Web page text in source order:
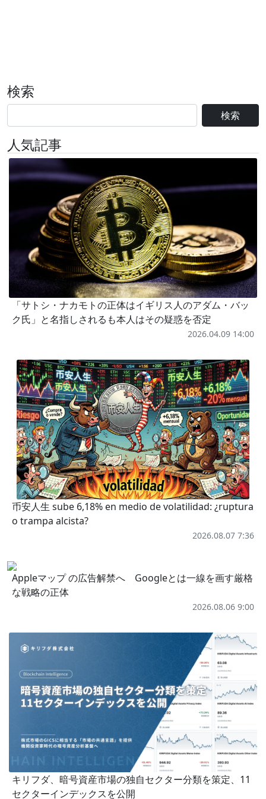
検索
検索
人気記事
「サトシ・ナカモトの正体はイギリス人のアダム・バッ
ク氏」と名指しされるも本人はその疑惑を否定
2026.04.09 14:00
币安人生 sube 6,18% en medio de volatilidad: ¿ruptura
o trampa alcista?
2026.08.07 7:36
Appleマップ の広告解禁へ Googleとは一線を画す厳格
な戦略の正体
2026.08.06 9:00
キリフダ、暗号資産市場の独自セクター分類を策定、11
セクターインデックスを公開